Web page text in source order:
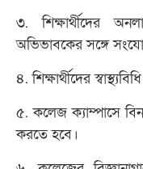
৩. শিক্ষার্থীদের
অভিভাবকের সঙ্গে
৪. শিক্ষার্থীদের
৫. কলেজ ক্যাম্পাসে
করতে হবে।